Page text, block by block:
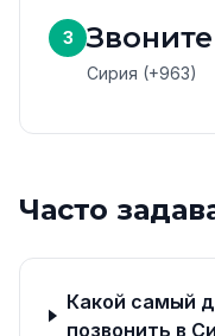
3
Сирия (+963)
Часто
Какой самый
позвонить в